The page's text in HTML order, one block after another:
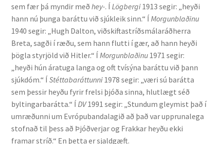
Styrkir og verðlaun
Utan Háskólans
Verkefnisstjórn
Þjónusta
Rannsóknir
sem fær þá myndir með hey-. Í Lögbergi 1913 segir: „heyði
hann nú þunga baráttu við sjúkleik sinn.“ Í Morgunblaðinu
1940 segir: „Hugh Dalton, viðskiftastríðsmálaráðherra
Breta, sagði í ræðu, sem hann flutti í gær, að hann heyði
þögla styrjöld við Hitler.“ Í Morgunblaðinu1971 segir:
„heyði hún áratuga langa og oft tvísýna baráttu við þann
sjúkdóm.“ Í Stéttabaráttunni 1978 segir: „væri sú barátta
sem þessir heyðu fyrir frelsi þjóða sinna, hlutlægt séð
byltingarbarátta.“ Í DV1991 segir: „Stundum gleymist það í
umræðunni um Evrópubandalagið að það var upprunalega
stofnað til þess að Þjóðverjar og Frakkar heyðu ekki
framar stríð.“ En þetta er sjaldgæft.